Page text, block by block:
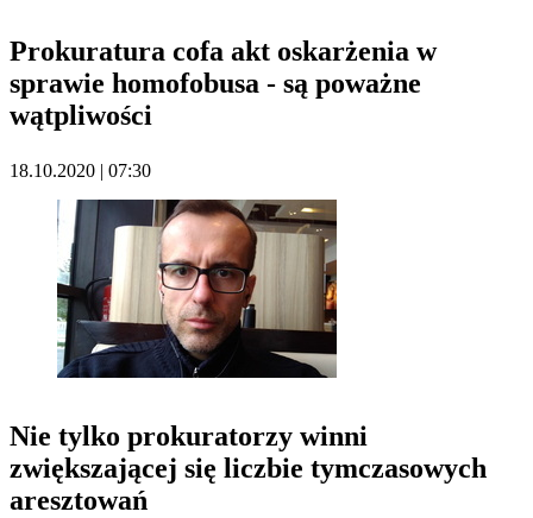
Prokuratura cofa akt oskarżenia w
sprawie homofobusa - są poważne
wątpliwości
18.10.2020 | 07:30
Nie tylko prokuratorzy winni
zwiększającej się liczbie tymczasowych
aresztowań